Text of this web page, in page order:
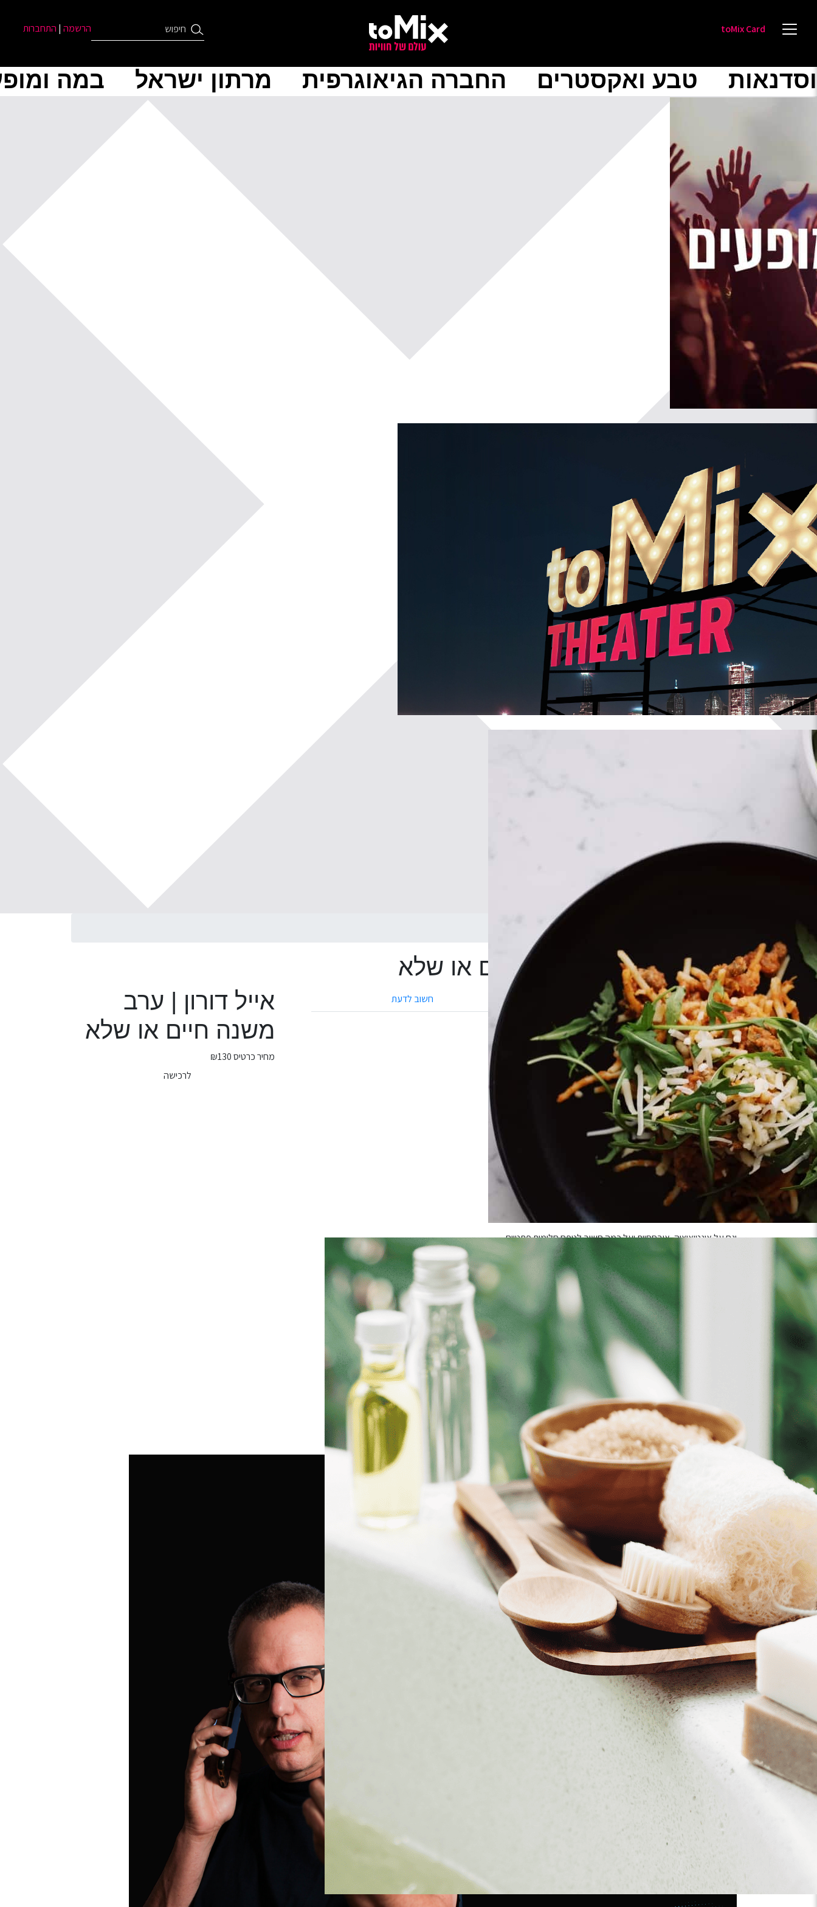
toMix Card הרשמה | התחברות
טבע ואקסטרים החברה הגיאוגרפית מרתון ישראל במה
אייל דורון | ערב משנה חיים או שלא
אייל דורון | ערב משנה חיים או שלא
מה במיקס
חשוב לדעת
20:30
ערב משנה חיים.
או שלא.
מופע מפתיע על החיים בעולם שכולנו מרגישים שהוא קצת איבד כיוון…
איזה עולם מטורלל.
משבר. רודף משבר. רודף מגיפה. רודף מלחמה. בדרך לעוד משבר.
ואז – המשבר הבא.
איך נזכור בתוך כל הרעש הזה –
מה באמת חשוב לנו בחיים?
צריך לדבר רגע מחדש על:
אהבה.
וגם על אינטואיציה, אובססיות ועל כמה חשוב לטפח חלומות פתטיים.
?
סוג של הרצאה-סדנה, בשילוב של מופע בידור, ערב קצת פילוסופי, מלא אינטראקציה עם הקהל, עם רגעים מפתיעים
ומרגשים ומצחיקים. ובעיקר – זה כל פעם משהו אחר.
הגיע הזמן לברר רגע, איך חיים עכשיו?
יהיה מצחיק, משעשע וקצת פילוסופי (אל תדאגו זה זורם).
ומי יודע מה יקרה הפעם
משך המופע: שעה ועשרים דקות.
קרדיט צילום: ליאת לרנר.
יש לבחור כמות
אייל דורון | ערב
משנה חיים או שלא
מחיר כרטיס₪130
לרכישה